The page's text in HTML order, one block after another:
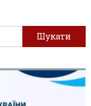
Пошук: